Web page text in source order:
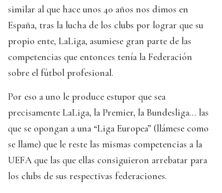
similar al que hace unos 40 años nos dimos en
España, tras la lucha de los clubs por lograr que su
propio ente, LaLiga, asumiese gran parte de las
competencias que entonces tenía la Federación
sobre el fútbol profesional.
Por eso a uno le produce estupor que sea
precisamente LaLiga, la Premier, la Bundesliga... las
que se opongan a una “Liga Europea” (llámese como
se llame) que le reste las mismas competencias a la
UEFA que las que ellas consiguieron arrebatar para
los clubs de sus respectivas federaciones.